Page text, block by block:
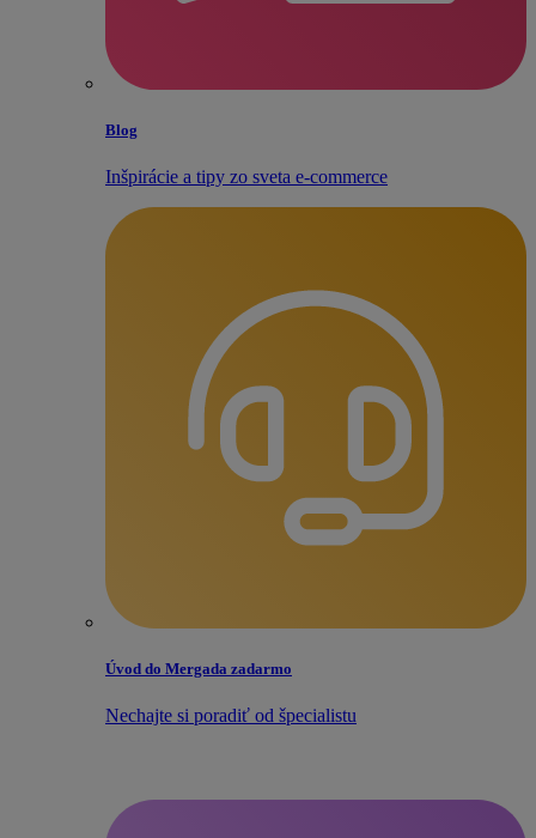
Blog
Inšpirácie a tipy zo sveta e‑commerce
Úvod do Mergada zadarmo
Nechajte si poradiť od špecialistu